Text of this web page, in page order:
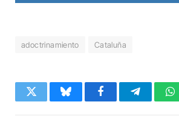
adoctrinamiento Cataluña
Twitter BlueskyFacebookTelegram